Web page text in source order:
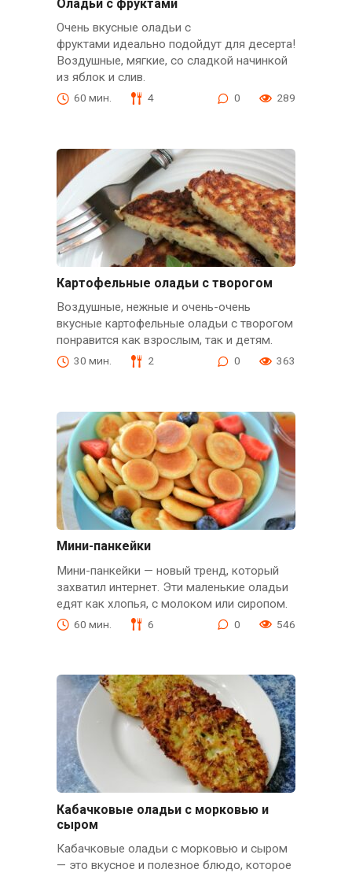
Оладьи с фруктами
Очень вкусные оладьи с
фруктами идеально подойдут для десерта!
Воздушные, мягкие, со сладкой начинкой
из яблок и слив.
60 мин. 4 0 289
Картофельные оладьи с творогом
Воздушные, нежные и очень-очень
вкусные картофельные оладьи с творогом
понравится как взрослым, так и детям.
30 мин. 2 0 363
Мини-панкейки
Мини-панкейки — новый тренд, который
захватил интернет. Эти маленькие оладьи
едят как хлопья, с молоком или сиропом.
60 мин. 6 0 546
Кабачковые оладьи с морковью и
сыром
Кабачковые оладьи с морковью и сыром
— это вкусное и полезное блюдо, которое